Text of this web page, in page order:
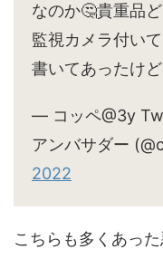
なのか🤔貴重品
監視カメラ付い
書いてあったけ
— コッペ@3y
アンバサダー
2022
こちらも多くあった